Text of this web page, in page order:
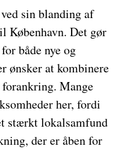
sin blanding af
København. Det gør
både nye og
ønsker at kombinere
Mange
her, fordi
stærkt lokalsamfund
der er åben for